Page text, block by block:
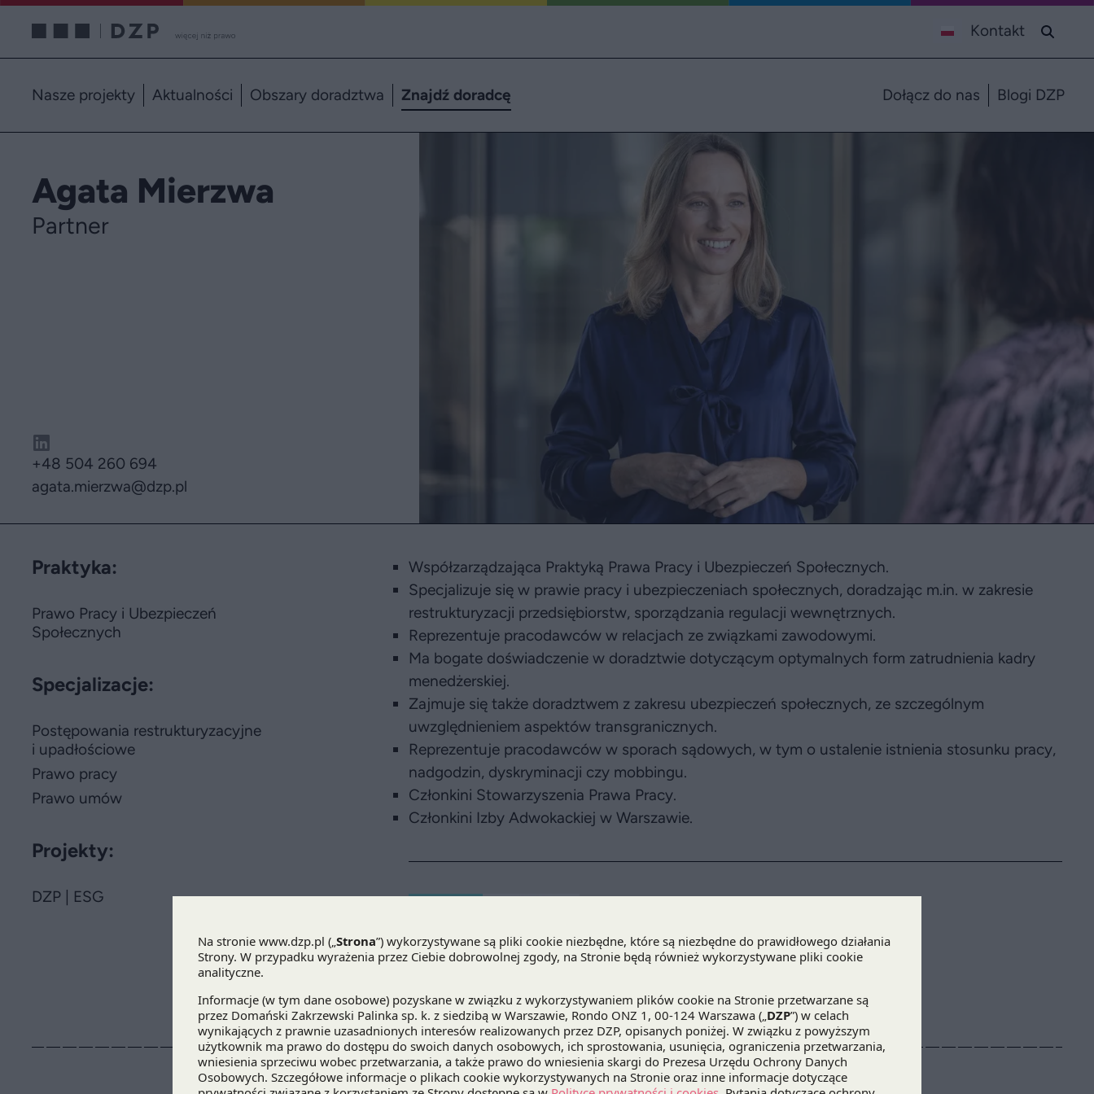
Kontakt
Nasze projekty Aktualności Obszary doradztwa Znajdź doradcę Dołącz do nas Blogi DZP
Agata Mierzwa
Partner
+48 504 260 694
agata.mierzwa@dzp.pl
Praktyka:
Prawo Pracy i Ubezpieczeń
Społecznych
Specjalizacje:
Postępowania restrukturyzacyjne
i upadłościowe
Prawo pracy
Prawo umów
Projekty:
DZP | ESG
Współzarządzająca Praktyką Prawa Pracy i Ubezpieczeń Społecznych.
Specjalizuje się w prawie pracy i ubezpieczeniach społecznych, doradzając m.in. w zakresie
restrukturyzacji przedsiębiorstw, sporządzania regulacji wewnętrznych.
Reprezentuje pracodawców w relacjach ze związkami zawodowymi.
Ma bogate doświadczenie w doradztwie dotyczącym optymalnych form zatrudnienia kadry
menedżerskiej.
Zajmuje się także doradztwem z zakresu ubezpieczeń społecznych, ze szczególnym
uwzględnieniem aspektów transgranicznych.
Reprezentuje pracodawców w sporach sądowych, w tym o ustalenie istnienia stosunku pracy,
nadgodzin, dyskryminacji czy mobbingu.
Członkini Stowarzyszenia Prawa Pracy.
Członkini Izby Adwokackiej w Warszawie.
artykuły powiązane